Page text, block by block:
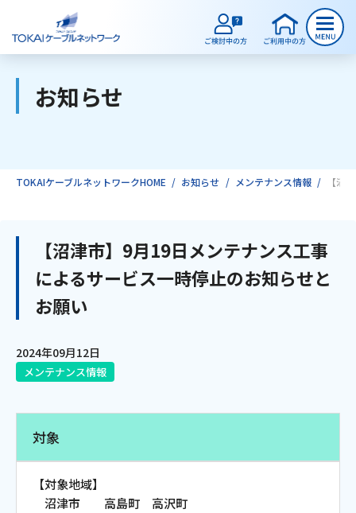
ご検討中のお客様
インターネット
お知らせ
TOKAIケーブルネットワークHOME お知らせ メンテナンス情報 【沼
【沼津市】9月19日メンテナンス工事
によるサービス一時停止のお知らせと
お願い
2024年09月12日
メンテナンス情報
対象
【対象地域】
沼津市 高島町 高沢町